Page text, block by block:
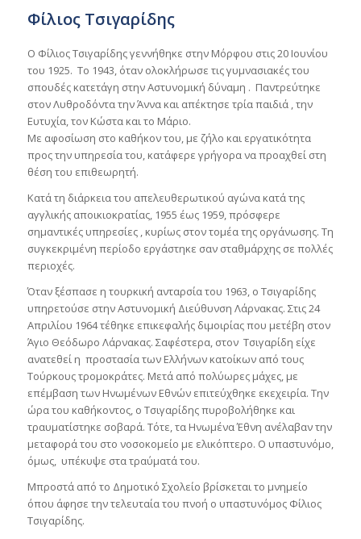
Φίλιος Τσιγαρίδης
Ο Φίλιος Τσιγαρίδης γεννήθηκε στην Μόρφου στις 20 Ιουνίου
του 1925. Το 1943, όταν ολοκλήρωσε τις γυμνασιακές του
σπουδές κατετάγη στην Αστυνομική δύναμη . Παντρεύτηκε
στον Λυθροδόντα την Άννα και απέκτησε τρία παιδιά , την
Ευτυχία, τον Κώστα και το Μάριο.
Με αφοσίωση στο καθήκον του, με ζήλο και εργατικότητα
προς την υπηρεσία του, κατάφερε γρήγορα να προαχθεί στη
θέση του επιθεωρητή.
Κατά τη διάρκεια του απελευθερωτικού αγώνα κατά της
αγγλικής αποικιοκρατίας, 1955 έως 1959, πρόσφερε
σημαντικές υπηρεσίες , κυρίως στον τομέα της οργάνωσης. Τη
συγκεκριμένη περίοδο εργάστηκε σαν σταθμάρχης σε πολλές
περιοχές.
Όταν ξέσπασε η τουρκική ανταρσία του 1963, ο Τσιγαρίδης
υπηρετούσε στην Αστυνομική Διεύθυνση Λάρνακας. Στις 24
Απριλίου 1964 τέθηκε επικεφαλής διμοιρίας που μετέβη στον
Άγιο Θεόδωρο Λάρνακας. Σαφέστερα, στον Τσιγαρίδη είχε
ανατεθεί η προστασία των Ελλήνων κατοίκων από τους
Τούρκους τρομοκράτες. Μετά από πολύωρες μάχες, με
επέμβαση των Ηνωμένων Εθνών επιτεύχθηκε εκεχειρία. Την
ώρα του καθήκοντος, ο Τσιγαρίδης πυροβολήθηκε και
τραυματίστηκε σοβαρά. Τότε, τα Ηνωμένα Έθνη ανέλαβαν την
μεταφορά του στο νοσοκομείο με ελικόπτερο. Ο υπαστυνόμο,
όμως, υπέκυψε στα τραύματά του.
Μπροστά από το Δημοτικό Σχολείο βρίσκεται το μνημείο
όπου άφησε την τελευταία του πνοή ο υπαστυνόμος Φίλιος
Τσιγαρίδης.